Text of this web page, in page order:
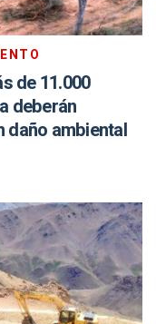
de 11.000
deberán
daño ambiental